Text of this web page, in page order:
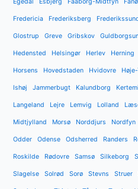
Egedal Esbjerg Faaborg-Midtfyn Fanø
Fredericia Frederiksberg
Glostrup Greve Gribskov
Hedensted Helsingør Herlev Herning
Horsens Hovedstaden Hvidovre
Ishøj Jammerbugt Kalundborg
Langeland Lejre Lemvig Lolland
Midtjylland Morsø Norddjurs Nordfyn
Odder Odense Odsherred Randers
Roskilde Rødovre Samsø Silkeborg
Slagelse Solrød Sorø Stevns Struer